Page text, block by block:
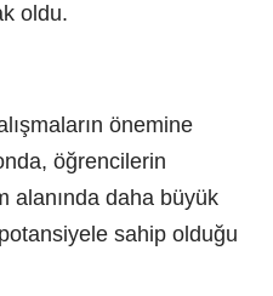
oldu.
önemine
öğrencilerin
alanında daha büyük
sahip olduğu